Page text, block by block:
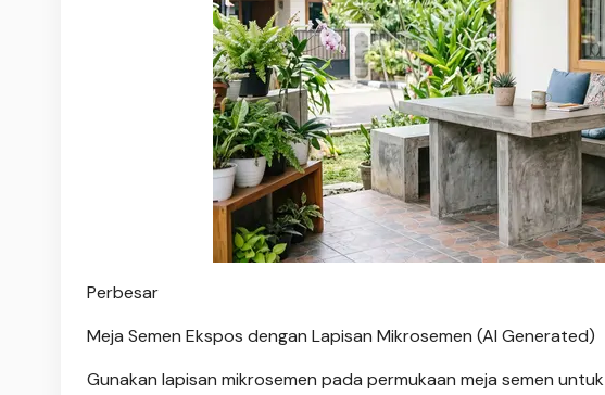
Perbesar
Meja Semen Ekspos dengan Lapisan Mikrosemen (AI Generated)
Gunakan lapisan mikrosemen pada permukaan meja semen